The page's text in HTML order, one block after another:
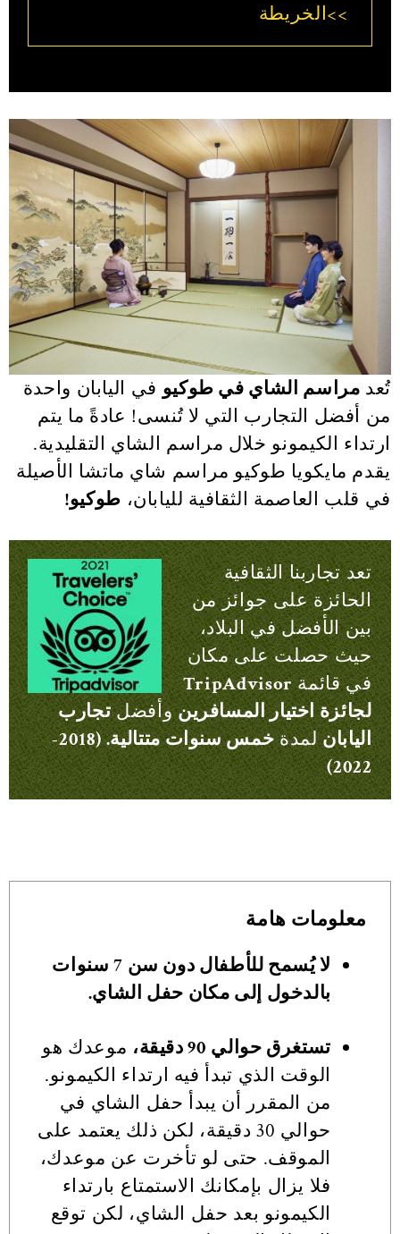
>>الخريطة
تُعد مراسم الشاي في طوكيو في اليابان واحدة
من أفضل التجارب التي لا تُنسى! عادةً ما يتم
ارتداء الكيمونو خلال مراسم الشاي التقليدية.
يقدم مايكويا طوكيو مراسم شاي ماتشا الأصيلة
في قلب العاصمة الثقافية لليابان، طوكيو!
تعد تجاربنا الثقافية
الحائزة على جوائز من
بين الأفضل في البلاد،
حيث حصلت على مكان
في قائمة TripAdvisor
لجائزة اختيار المسافرين وأفضل تجارب
اليابان لمدة
خمس سنوات متتالية. (2018-
2022)
معلومات هامة
لا يُسمح للأطفال دون سن 7 سنوات
بالدخول إلى مكان حفل الشاي.
تستغرق حوالي 90 دقيقة،
موعدك هو
الوقت الذي تبدأ فيه ارتداء الكيمونو.
من المقرر أن يبدأ حفل الشاي في
حوالي 30 دقيقة، لكن ذلك يعتمد على
الموقف. حتى لو تأخرت عن موعدك،
فلا يزال بإمكانك الاستمتاع بارتداء
الكيمونو بعد حفل الشاي، لكن توقع